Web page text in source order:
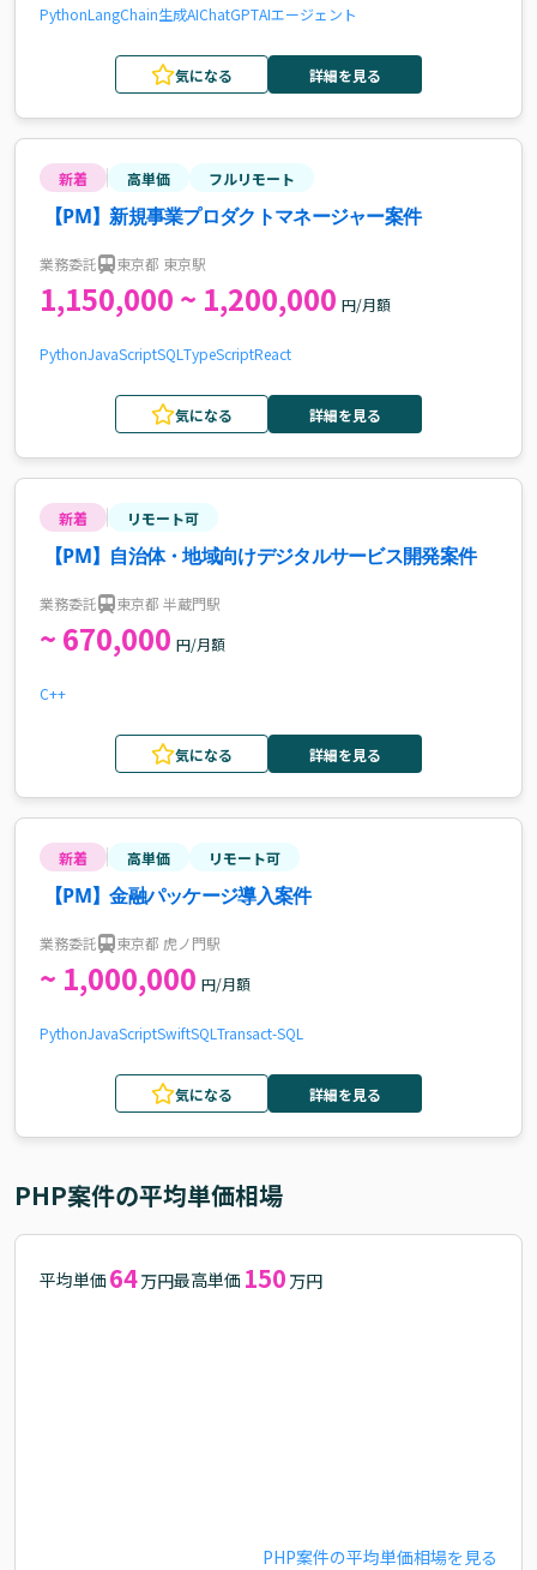
PythonLangChain生成AIChatGPTAIエージェント
気になる 詳細を見る
新着 高単価 フルリモート
【PM】新規事業プロダクトマネージャー案件
業務委託 東京都 東京駅
1,150,000 ~ 1,200,000 円/月額
PythonJavaScriptSQL TypeScriptReact
気になる 詳細を見る
新着 リモート可
【PM】自治体・地域向けデジタルサービス開発案件
業務委託 東京都 半蔵門駅
~ 670,000 円/月額
C++
気になる 詳細を見る
新着 高単価 リモート可
【PM】金融パッケージ導入案件
業務委託 東京都 虎ノ門駅
~ 1,000,000 円/月額
PythonJavaScriptSwiftSQL Transact-SQL
気になる 詳細を見る
PHP案件の平均単価相場
平均単価 64万円最高単価 150 万円
PHP案件の平均単価相場を見る